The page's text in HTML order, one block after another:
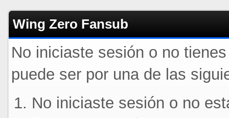
Wing Zero Fansub
No iniciaste sesión o no
puede ser por una de las
No iniciaste sesión o no